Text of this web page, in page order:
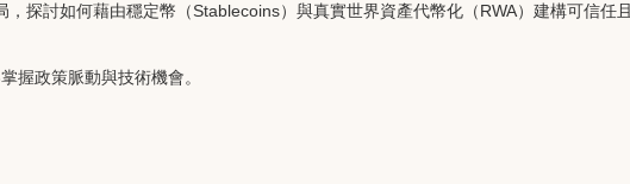
探討如何藉由穩定幣（Stablecoins）與真實世界資產代幣化（RWA）建構可信任且
握政策脈動與技術機會。